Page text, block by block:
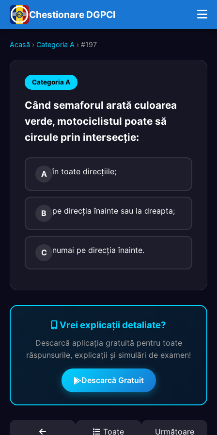
Chestionare DGPCI
Acasă › Categoria A › #197
Categoria A
Când semaforul arată culoarea
verde, motociclistul poate să
circule prin intersecţie:
A în toate direcţiile;
B pe direcţia înainte sau la dreapta;
C numai pe direcţia înainte.
Vrei explicații detaliate?
Descarcă aplicația gratuită pentru toate
răspunsurile, explicații și simulări de examen!
Descarcă Gratuit
Toate Următoare